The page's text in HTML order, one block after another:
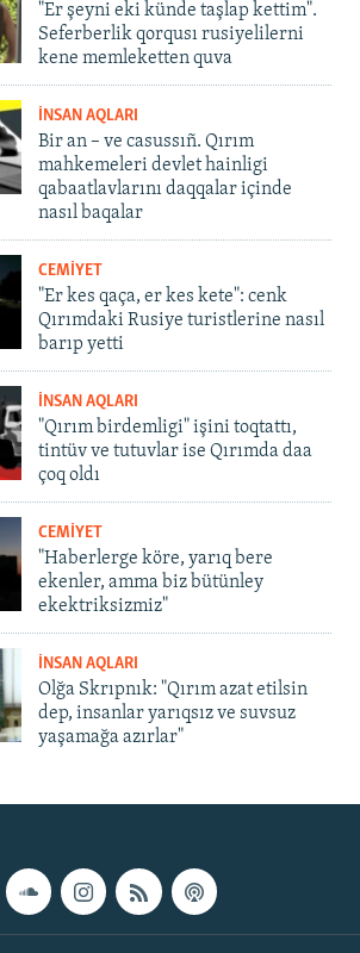
"Er şeyni eki künde taşlap kettim".
Seferberlik qorqusı rusiyelilerni
kene memleketten quva
İNSAN AQLARI
Bir an – ve casussıñ. Qırım
mahkemeleri devlet hainligi
qabaatlavlarını daqqalar içinde
nasıl baqalar
CEMİYET
"Er kes qaça, er kes kete": cenk
Qırımdaki Rusiye turistlerine nasıl
barıp yetti
İNSAN AQLARI
"Qırım birdemligi" işini toqtattı,
tintüv ve tutuvlar ise Qırımda daa
çoq oldı
CEMİYET
"Haberlerge köre, yarıq bere
ekenler, amma biz bütünley
ekektriksizmiz"
İNSAN AQLARI
Olğa Skrıpnık: "Qırım azat etilsin
dep, insanlar yarıqsız ve suvsuz
yaşamağa azırlar"